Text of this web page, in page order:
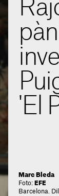
'El
Marc Bleda
Foto: EFE
Barcelona.